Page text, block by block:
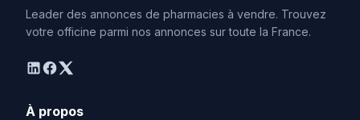
Leader des annonces de pharmacies à vendre. Trouvez
votre officine parmi nos annonces sur toute la France.
linkedin
facebook
twitter
À propos